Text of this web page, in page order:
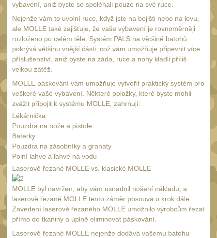
s čepeľou 12-14 cm
s čepeľou 15-16 cm 11
s čepeľou od 17 cm 12
Zatváracie nože
S pevnou čepeľou64
Motýlikové nože
Tréningové cvičné
nože8
Farebné nože 38
Nože na krk
Záchranárske nože
Nože na prežitie6
Multitooly
Doplnky 8
vybavení, aniž byste se spoléhali pouze na své ruce.
Nejenže vám to uvolní ruce, když jste na bojišti nebo na lovu,
ale MOLLE také zajišťuje, že vaše vybavení je rovnoměrněji
rozloženo po celém těle. Systém PALS na většině batohů
pokrývá většinu vnější části, což vám umožňuje připevnit více
příslušenství, aniž byste na záda, ruce a nohy kladli příliš
velkou zátěž.
MOLLE páskování vám umožňuje vytvořit praktický systém pro
veškeré vaše vybavení. Některé položky, které byste mohli
zvážit připojit k systému MOLLE, zahrnují:
Lékárnička
Pouzdra na nože a pistole
Baterky
Pouzdra na zásobníky a granáty
Polní lahve a lahve na vodu
Laserově řezané MOLLE vs. klasické MOLLE
MOLLE byl navržen, aby vám usnadnil nošení nákladu, a
laserově řezané MOLLE tento záměr posouvá o krok dále.
Zavedení laserově řezaného MOLLE umožnilo výrobcům řezat
přímo do tkaniny a úplně eliminovat páskování.
Laserově řezané MOLLE nejenže dodává vašemu batohu